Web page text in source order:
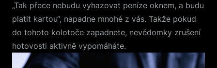
„Tak přece nebudu vyhazovat peníze oknem, a budu
platit kartou“, napadne mnohé z vás. Takže pokud
do tohoto kolotoče zapadnete, nevědomky zrušení
hotovosti aktivně vypomáháte.